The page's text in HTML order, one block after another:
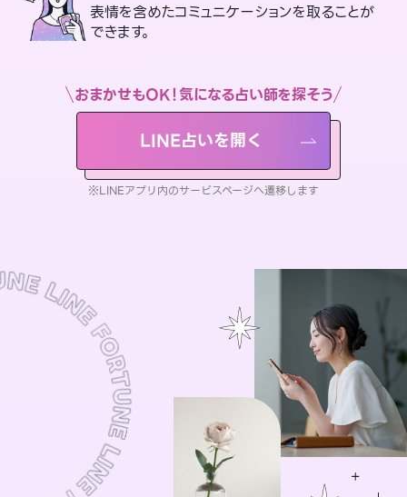
表情を含めたコミュニケーションを取ることが
できます。
おまかせもOK！気になる占い師を探そう
LINE占いを開く
※LINEアプリ内のサービスページへ遷移します